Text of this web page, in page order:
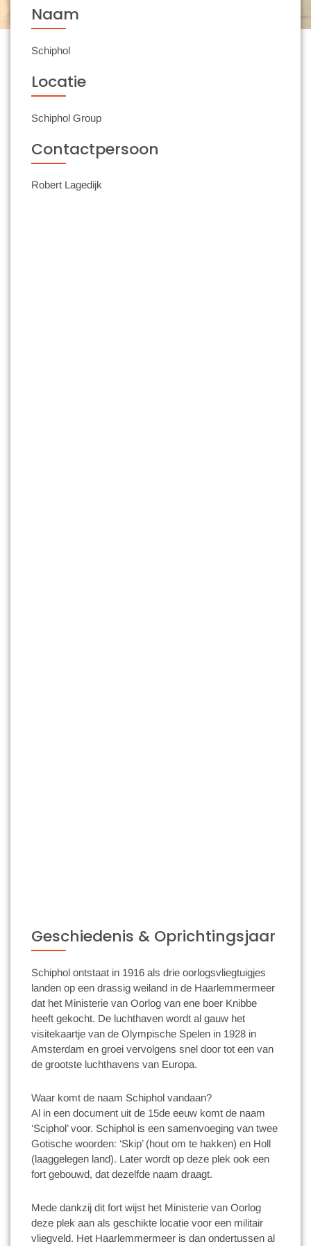
Naam
Schiphol
Locatie
Schiphol Group
Contactpersoon
Robert Lagedijk
Geschiedenis & Oprichtingsjaar
Schiphol ontstaat in 1916 als drie oorlogsvliegtuigjes
landen op een drassig weiland in de Haarlemmermeer
dat het Ministerie van Oorlog van ene boer Knibbe
heeft gekocht. De luchthaven wordt al gauw het
visitekaartje van de Olympische Spelen in 1928 in
Amsterdam en groei vervolgens snel door tot een van
de grootste luchthavens van Europa.
Waar komt de naam Schiphol vandaan?
Al in een document uit de 15de eeuw komt de naam
‘Sciphol’ voor. Schiphol is een samenvoeging van twee
Gotische woorden: ‘Skip’ (hout om te hakken) en Holl
(laaggelegen land). Later wordt op deze plek ook een
fort gebouwd, dat dezelfde naam draagt.
Mede dankzij dit fort wijst het Ministerie van Oorlog
deze plek aan als geschikte locatie voor een militair
vliegveld. Het Haarlemmermeer is dan ondertussen al